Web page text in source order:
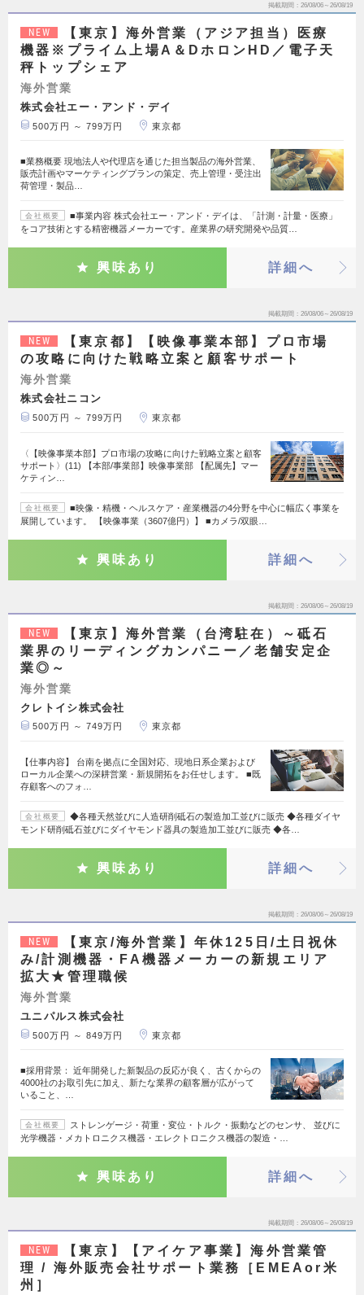
掲載期間 26/08/06～26/08/19
NEW
【東京】海外営業（アジア担当）医療
機器※プライム上場A＆DホロンHD／電子天
秤トップシェア
海外営業
株式会社エー・アンド・デイ
500万円 ～ 799万円 東京都
■業務概要 現地法人や代理店を通じた担当製品の海外営業、
販売計画やマーケティングプランの策定、売上管理・受注出
荷管理・製品…
会社概要
■事業内容 株式会社エー・アンド・デイは、「計測・計量・医療」
をコア技術とする精密機器メーカーです。産業界の研究開発や品質…
興味あり 詳細へ
掲載期間 26/08/06～26/08/19
NEW
【東京都】【映像事業本部】プロ市場
の攻略に向けた戦略立案と顧客サポート
海外営業
株式会社ニコン
500万円 ～ 799万円 東京都
〈【映像事業本部】プロ市場の攻略に向けた戦略立案と顧客
サポート〉(11) 【本部/事業部】映像事業部 【配属先】マー
ケティン…
会社概要
■映像・精機・ヘルスケア・産業機器の4分野を中心に幅広く事業を
展開しています。 【映像事業（3607億円）】 ■カメラ/双眼…
興味あり 詳細へ
掲載期間 26/08/06～26/08/19
NEW
【東京】海外営業（台湾駐在）～砥石
業界のリーディングカンパニー／老舗安定企
業◎～
海外営業
クレトイシ株式会社
500万円 ～ 749万円 東京都
【仕事内容】 台南を拠点に全国対応、現地日系企業および
ローカル企業への深耕営業・新規開拓をお任せします。 ■既
存顧客へのフォ…
会社概要
◆各種天然並びに人造研削砥石の製造加工並びに販売 ◆各種ダイヤ
モンド研削砥石並びにダイヤモンド器具の製造加工並びに販売 ◆各…
興味あり 詳細へ
掲載期間 26/08/06～26/08/19
NEW
【東京/海外営業】年休125日/土日祝休
み/計測機器・FA機器メーカーの新規エリア
拡大★管理職候
海外営業
ユニパルス株式会社
500万円 ～ 849万円 東京都
■採用背景： 近年開発した新製品の反応が良く、古くからの
4000社のお取引先に加え、新たな業界の顧客層が広がって
いること、…
会社概要
ストレンゲージ・荷重・変位・トルク・振動などのセンサ、 並びに
光学機器・メカトロニクス機器・エレクトロニクス機器の製造・…
興味あり 詳細へ
掲載期間 26/08/06～26/08/19
NEW
【東京】【アイケア事業】海外営業管
理 / 海外販売会社サポート業務［EMEAor米
州］